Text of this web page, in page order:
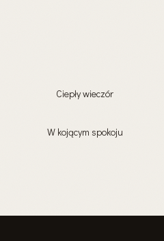
Ciepły wieczór
W kojącym spokoju